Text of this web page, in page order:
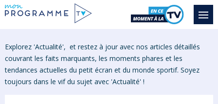
Explorez 'Actualité', et restez à jour avec nos articles détaillés
couvrant les faits marquants, les moments phares et les
tendances actuelles du petit écran et du monde sportif. Soyez
toujours dans le vif du sujet avec 'Actualité' !